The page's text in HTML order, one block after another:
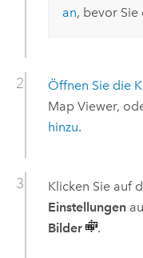
an, bevor Sie
Öffnen Sie die
Map Viewer,
hinzu.
Klicken Sie auf
Einstellungen
Bilder
.